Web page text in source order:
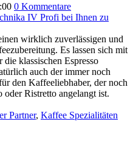
0 Kommentare
wirklich zuverlässigen und
Es lassen sich mit
klassischen Espresso
auch der immer noch
den Kaffeeliebhaber, der noch
oder Ristretto angelangt ist.
Partner, Kaffee Spezialitäten